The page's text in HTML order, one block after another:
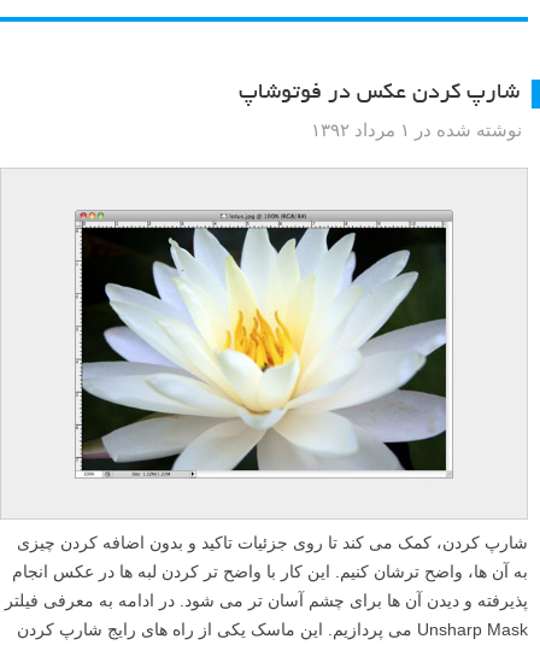
شارپ کردن عکس در فوتوشاپ
نوشته شده در ۱ مرداد ۱۳۹۲
شارپ کردن، کمک می کند تا روی جزئیات تاکید و بدون اضافه کردن چیزی
به آن ها، واضح ترشان کنیم. این کار با واضح تر کردن لبه ها در عکس انجام
پذیرفته و دیدن آن ها برای چشم آسان تر می شود. در ادامه به معرفی فیلتر
Unsharp Mask می پردازیم. این ماسک یکی از راه های رایج شارپ کردن